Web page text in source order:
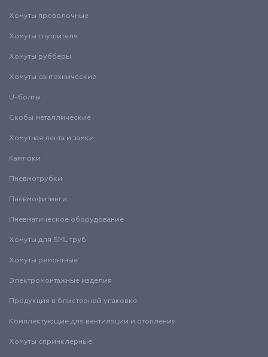
Хомуты проволочные
Хомуты глушителя
Хомуты рубберы
Хомуты сантехнические
U-болты
Скобы металлические
Хомутная лента и замки
Камлоки
Пневмотрубки
Пневмофитинги
Пневматическое оборудование
Хомуты для SML труб
Хомуты ремонтные
Электромонтажные изделия
Продукция в блистерной упаковке
Комплектующие для вентиляции и отопления
Хомуты спринклерные